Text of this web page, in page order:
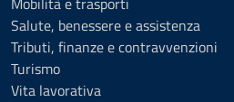
Salute, benessere e assistenza
Tributi, finanze e contravvenzioni
Turismo
Vita lavorativa